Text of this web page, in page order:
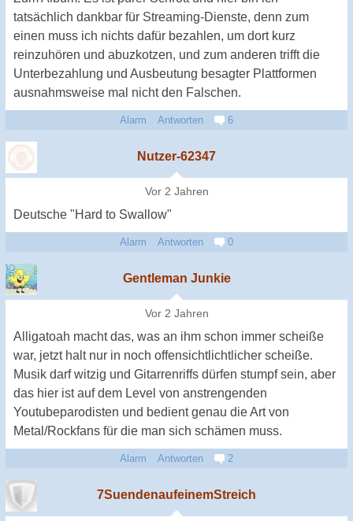
tatsächlich dankbar für Streaming-Dienste, denn zum
einen muss ich nichts dafür bezahlen, um dort kurz
reinzuhören und abuzkotzen, und zum anderen trifft die
Unterbezahlung und Ausbeutung besagter Plattformen
ausnahmsweise mal nicht den Falschen.
Alarm Antworten 6
Nutzer-62347
Vor 2 Jahren
Deutsche "Hard to Swallow"
Alarm Antworten 0
Gentleman Junkie
Vor 2 Jahren
Alligatoah macht das, was an ihm schon immer scheiße
war, jetzt halt nur in noch offensichtlichtlicher scheiße.
Musik darf witzig und Gitarrenriffs dürfen stumpf sein, aber
das hier ist auf dem Level von anstrengenden
Youtubeparodisten und bedient genau die Art von
Metal/Rockfans für die man sich schämen muss.
Alarm Antworten 2
7SuendenaufeinemStreich